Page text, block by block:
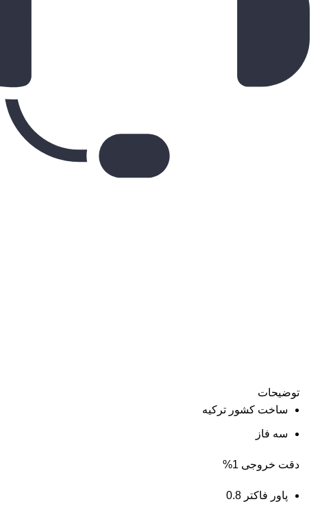
توضیحات
ساخت کشور ترکیه
سه فاز
دقت خروجی 1%
پاور فاکتر 0.8